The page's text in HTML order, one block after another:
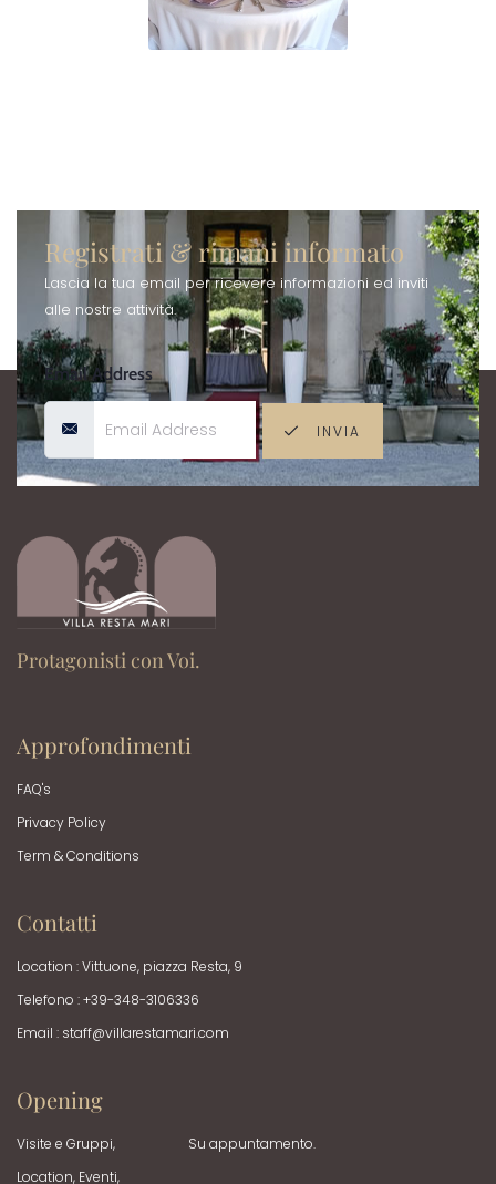
Matrimonio_10
Registrati & rimani informato
Lascia la tua email per ricevere informazioni ed inviti
alle nostre attività.
Email Address
INVIA
Protagonisti con Voi.
Approfondimenti
FAQ's
Privacy Policy
Term & Conditions
Contatti
Location : Vittuone, piazza Resta, 9
Telefono : +39-348-3106336
Email : staff@villarestamari.com
Opening
Visite e Gruppi,
Location, Eventi,
Su appuntamento.